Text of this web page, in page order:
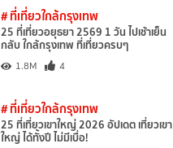
# ที่เที่ยวใกล้กรุงเทพ
25 ที่เที่ยวอยุธยา 2569 1 วัน ไปเช้าเย็น
กลับ ใกล้กรุงเทพ ที่เที่ยวครบๆ
1.8M 4
# ที่เที่ยวใกล้กรุงเทพ
25 ที่เที่ยวเขาใหญ่ 2026 อัปเดต เที่ยวเขา
ใหญ่ ได้ทั้งปี ไม่มีเบื่อ!